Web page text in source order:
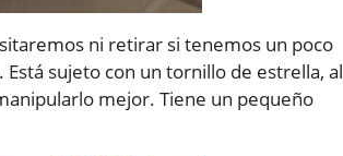
ni retirar si tenemos un poco
Está sujeto con un tornillo de estrella, al
mejor. Tiene un pequeño